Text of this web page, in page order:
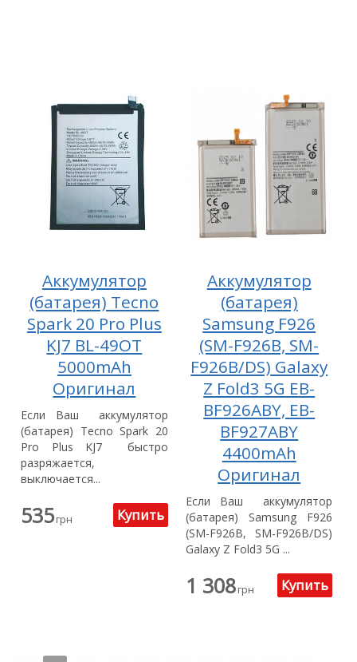
Аккумулятор
(батарея) Tecno
Spark 20 Pro Plus
KJ7 BL-49OT
5000mAh
Оригинал
Если Ваш аккумулятор
(батарея) Tecno Spark 20
Pro Plus KJ7 быстро
разряжается,
выключается...
535грн
Аккумулятор
(батарея)
Samsung F926
(SM-F926B, SM-
F926B/DS) Galaxy
Z Fold3 5G EB-
BF926ABY, EB-
BF927ABY
4400mAh
Оригинал
Если Ваш аккумулятор
(батарея) Samsung F926
(SM-F926B, SM-F926B/DS)
Galaxy Z Fold3 5G ...
1 308грн